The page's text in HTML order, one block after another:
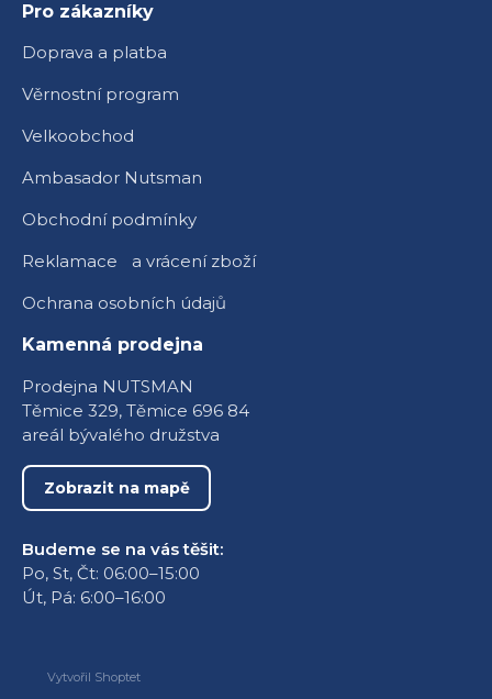
Pro zákazníky
Doprava a platba
Věrnostní program
Velkoobchod
Ambasador Nutsman
Obchodní podmínky
Reklamace a vrácení zboží
Ochrana osobních údajů
Kamenná prodejna
Prodejna NUTSMAN
Těmice 329, Těmice 696 84
areál bývalého družstva
Zobrazit na mapě
Budeme se na vás těšit:
Po, St, Čt: 06:00–15:00
Út, Pá: 6:00–16:00
Vytvořil Shoptet